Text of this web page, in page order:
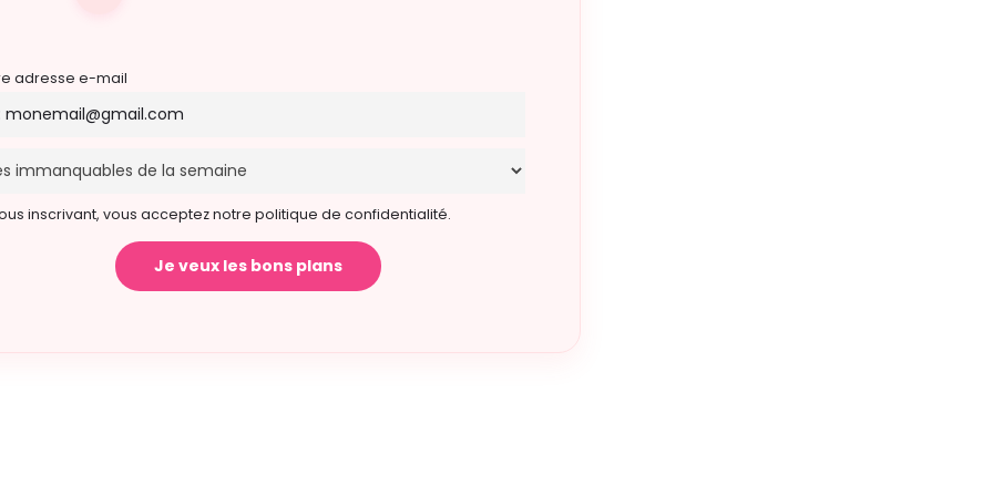
adresse e-mail
inscrivant, vous acceptez notre politique de confidentialité.